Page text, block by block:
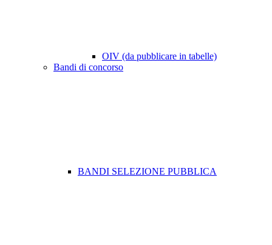
OIV (da pubblicare in tabelle)
Bandi di concorso
BANDI SELEZIONE PUBBLICA